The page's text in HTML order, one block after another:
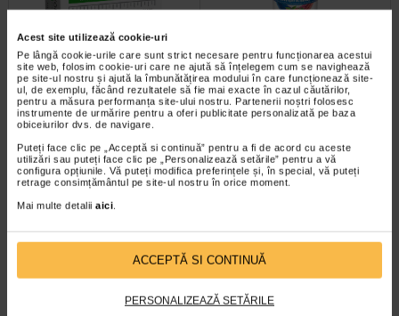
Acest site utilizează cookie-uri
Pe lângă cookie-urile care sunt strict necesare pentru funcționarea acestui
site web, folosim cookie-uri care ne ajută să înțelegem cum se navighează
pe site-ul nostru și ajută la îmbunătățirea modului în care funcționează site-
ul, de exemplu, făcând rezultatele să fie mai exacte în cazul căutărilor,
pentru a măsura performanța site-ului nostru. Partenerii noștri folosesc
instrumente de urmărire pentru a oferi publicitate personalizată pe baza
obiceiurilor dvs. de navigare.
Puteți face clic pe „Acceptă si continuă” pentru a fi de acord cu aceste
utilizări sau puteți face clic pe „Personalizează setările” pentru a vă
configura opțiunile. Vă puteți modifica preferințele și, în special, vă puteți
retrage consimțământul pe site-ul nostru în orice moment.
Mai multe detalii aici.
ACCEPTĂ SI CONTINUĂ
PERSONALIZEAZĂ SETĂRILE
Minoxicapil, 30 capsule,
DOCTOR FITERMAN
Doctor Fiterman MINOXICAPIL este
o formula fortifianta alcatuita din
Maxitonic pentru barbati, 60
jeleuri, BENESIO
Benesio MaxiTonic jeleuri pentru